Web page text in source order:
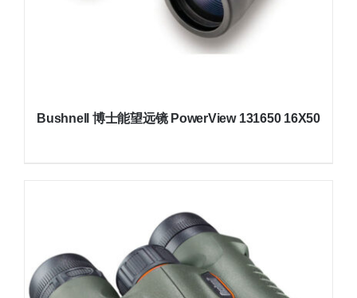
Bushnell 博士能望远镜 PowerView 131650 16X50